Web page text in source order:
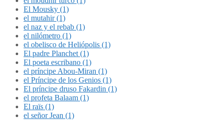
El Mousky (1)
el mutahir (1)
el naz y el rebab (1)
el nilómetro (1)
el obelisco de Heliópolis (1)
El padre Planchet (1)
El poeta escribano (1)
el príncipe Abou-Miran (1)
el Príncipe de los Genios (1)
El príncipe druso Fakardin (1)
el profeta Balaam (1)
El raïs (1)
el señor Jean (1)